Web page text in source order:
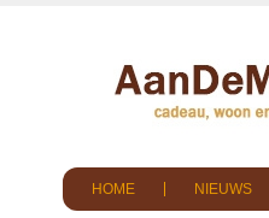
HOME NIEUWS